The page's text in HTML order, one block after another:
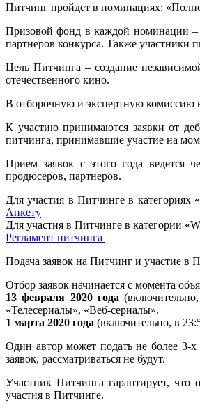
Питчинг пройдет в номинациях:
Призовой фонд в каждой номинации –
партнеров конкурса. Также
Цель Питчинга – создание
отечественного кино.
В отборочную и экспертную комиссию
К участию принимаются заявки от
питчинга, принимавшие участие на
Прием заявок с этого года ведется
продюсеров, партнеров.
Для участия в Питчинге в категориях
Анкету
Для участия в Питчинге в категории
Регламент питчинга
Подача заявок на Питчинг и участие в
Отбор заявок начинается с момента
13 февраля 2020 года
«Телесериалы», «Веб-сериалы».
1 марта 2020 года (включительно, в
Один автор может подать не более 3-
заявок, рассматриваться не будут.
Участник Питчинга гарантирует, что
участия в Питчинге.